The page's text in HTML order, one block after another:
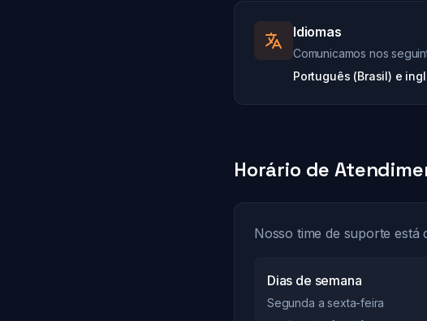
Idiomas
Comunicamos nos
Português (Brasil) e
Horário de
Nosso time de suporte está
Dias de semana
Segunda a sexta-feira